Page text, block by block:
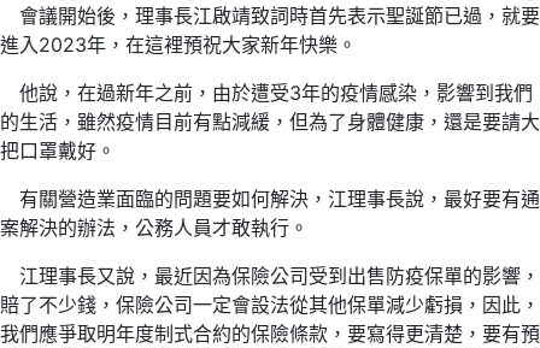
會議開始後，理事長江啟靖致詞時首先表示聖誕節已過，就要
進入2023年，在這裡預祝大家新年快樂。
他說，在過新年之前，由於遭受3年的疫情感染，影響到我們
的生活，雖然疫情目前有點減緩，但為了身體健康，還是要請大
把口罩戴好。
有關營造業面臨的問題要如何解決，江理事長說，最好要有通
案解決的辦法，公務人員才敢執行。
江理事長又說，最近因為保險公司受到出售防疫保單的影響，
賠了不少錢，保險公司一定會設法從其他保單減少虧損，因此，
我們應爭取明年度制式合約的保險條款，要寫得更清楚，要有預